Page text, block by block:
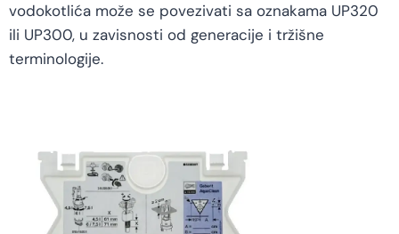
vodokotlića može se povezivati sa oznakama UP320
ili UP300, u zavisnosti od generacije i tržišne
terminologije.